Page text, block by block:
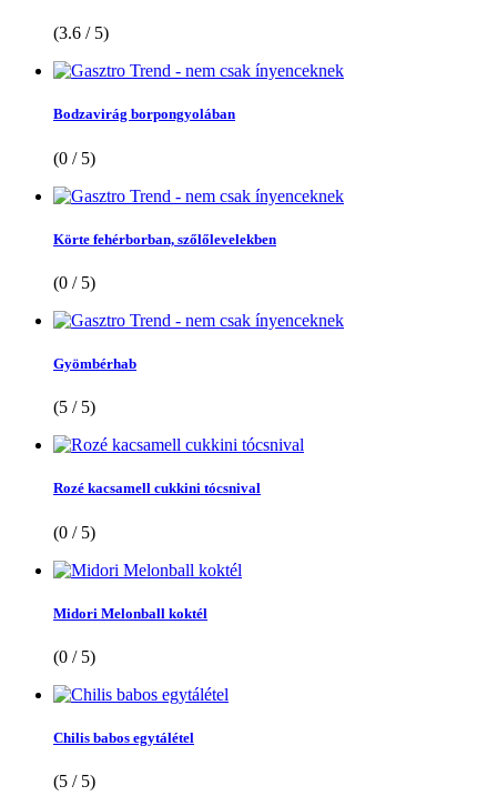
(3.6 / 5)
Bodzavirág borpongyolában
(0 / 5)
Körte fehérborban, szőlőlevelekben
(0 / 5)
Gyömbérhab
(5 / 5)
Rozé kacsamell cukkini tócsnival
(0 / 5)
Midori Melonball koktél
(0 / 5)
Chilis babos egytálétel
(5 / 5)